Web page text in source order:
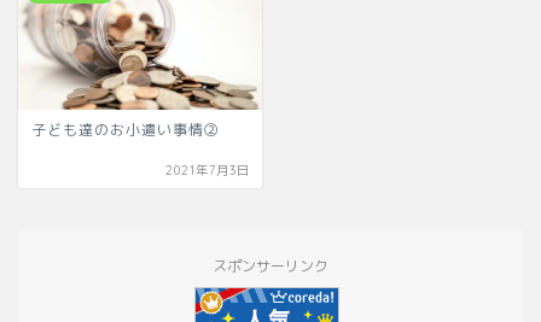
子ども達のお小遣い事情②
2021年7月3日
スポンサーリンク